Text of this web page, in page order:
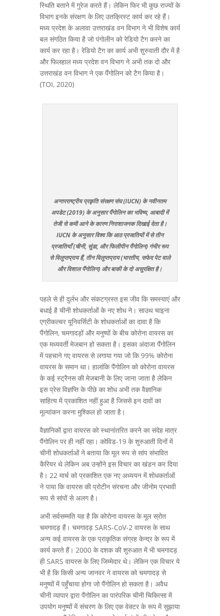
स्थिति बताने में गुरेज करते हैं। लेकिन फिर भी कुछ राज्यों के
विभाग इनके संरक्षण के लिए उतक्रिस्ट कार्य कर रहे हैं।
मध्य प्रदेश के अलावा उत्तराखंड वन विभाग ने भी विशेष कार्य
बल संगठित किया है जो पंगोलीन को रेडियो टैग करने का
कार्य कर रहा है। रेडियो टैग का कार्य अभी शुरुवाती दौर में है
और फिलहाल मध्य प्रदेश वन विभाग ने अभी तक दो और
उत्तराखंड वन विभाग ने एक पैंगोलिन को टैग किया है।
(TOI, 2020)
अन्तरराष्ट्रीय प्रकृति संरक्षण संघ (IUCN) के नवीनतम
अपडेट (2019) के अनुसार पैंगोलिन का भविष्य, आबादी में
तेजी से कमी आने के कारण निराशाजनक दिखाई देता है।
IUCN के अनुसार विश्व कि आठ प्रजातियों में से तीन
प्रजातियाँ (चीनी, सुंडा, और फिलीपीन पैंगोलिन) गंभीर रूप
से विलुप्तप्राय हैं, तीन विलुप्तप्राय (भारतीय, सफेद पेट वाले
और विशाल पैंगोलिन) और बाकी के दो असुरक्षित है।
पहले से ही दुर्लभ और संकटग्रस्त इस जीव कि समस्याएं और
बधाई है चीनी शोधकर्ताओं के नए शोध ने। साउथ चाइना
एग्रीकल्चर यूनिवर्सिटी के शोधकर्ताओं का दावा है कि
पैंगोलिन, चमगादड़ों और मनुष्यों के बीच कोरोना वायरस का
एक मध्यवर्ती मेजबान हो सकता है। इसका अंदाजा पैंगोलिन
में पहचाने गए वायरस से लगाया गया जो कि 99% कोरोना
वायरस के समान था। हालांकि पैंगोलिन को कोरोना वायरस
के कई स्ट्रैनस की मेजबानी के लिए जाना जाता है लेकिन
इस प्रेस विज्ञप्ति के पीछे का शोध अभी तक वैज्ञानिक
साहित्य में प्रकाशित नहीं हुआ है जिससे इन दावों का
मूल्यांकन करना मुश्किल हो जाता है।
वैज्ञानिकों द्वारा वायरस को स्थानांतरित करने का संदेह मात्र
पैंगोलिन पर ही नहीं रहा। कोविड-19 के शुरुआती दिनों में
चीनी शोधकर्ताओं ने बताया कि मूल रूप से सांप संभावित
कैरियर थे लेकिन अब उन्होंने इस विचार का खंडन कर दिया
है। 22 मार्च को प्रकाशित एक नए अध्ययन में शोधकर्ताओं
ने पाया कि वायरस की प्रोटीन संरचना और जीनोम प्रभावी
रूप से सांपों से अलग है।
अभी सर्वसम्मति यह है कि कोरोना वायरस के मूल स्रोत
चमगादड़ हैं। चमगादड़ SARS-CoV-2 वायरस के साथ
अन्य कई वायरस के एक प्राकृतिक संग्रह केन्द्र के रूप में
कार्य करते हैं। 2000 के दशक की शुरुआत में भी चमगादड़
ही SARS वायरस के लिए जिम्मेदार थे। लेकिन एक विचार ये
भी है कि किसी अन्य जानवर ने वायरस को चमगादड़ से
मनुष्यों में पहुँचाया होगा जो पैंगोलिन हो सकता है। अवैध
चीनी व्यापार द्वारा पैंगोलिन का पारंपरिक चीनी चिकित्सा में
उपयोग मनुष्यों में संचरण के लिए एक वेक्टर के रूप में सुझाया